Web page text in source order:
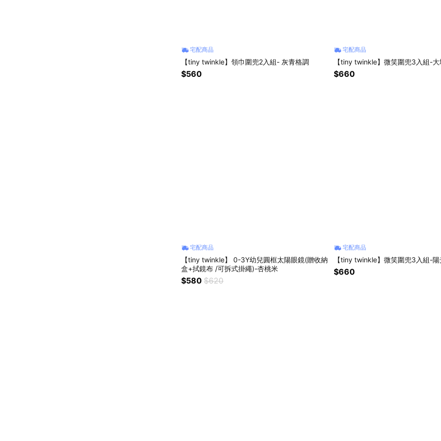
宅配商品
【tiny twinkle】領巾圍兜2入組- 灰青格調
$560
宅配商品
【tiny twinkle】微笑圍兜3入組-
$660
宅配商品
【tiny twinkle】 0-3Y幼兒圓框太陽眼鏡(贈收納
盒+拭鏡布 /可拆式掛繩)-杏桃米
$580 $620
宅配商品
【tiny twinkle】微笑圍兜3入組-
$660